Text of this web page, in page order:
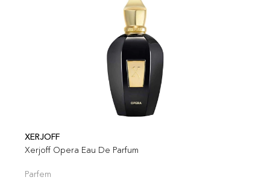
XERJOFF
Xerjoff Opera Eau De Parfum
Parfem